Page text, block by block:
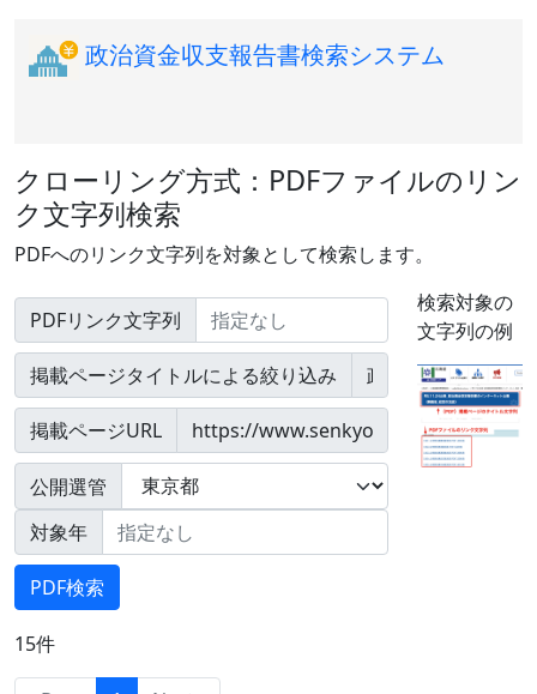
政治資金収支報告書検索システム
クローリング方式：PDFファイルのリン
ク文字列検索
PDFへのリンク文字列を対象として検索します。
PDFリンク文字列
掲載ページタイトルによる絞り込み
掲載ページURL
公開選管
対象年
検索対象の
文字列の例
15件